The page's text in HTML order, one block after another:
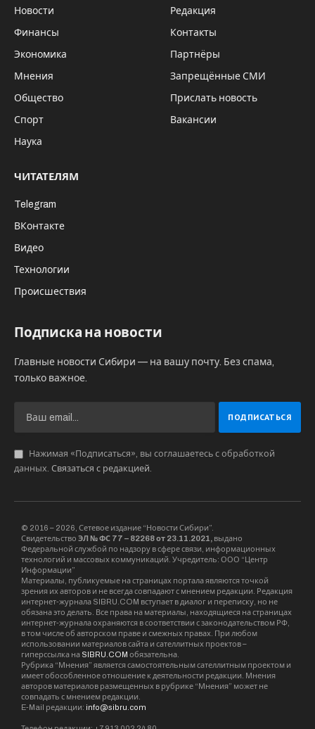
Новости
Финансы
Экономика
Мнения
Общество
Спорт
Наука
Редакция
Контакты
Партнёры
Запрещённые СМИ
Прислать новость
Вакансии
ЧИТАТЕЛЯМ
Telegram
ВКонтакте
Видео
Технологии
Происшествия
Подписка на новости
Главные новости Сибири — на вашу почту. Без спама,
только важное.
Нажимая «Подписаться», вы соглашаетесь с обработкой
данных. Связаться с редакцией.
© 2016 – 2026, Сетевое издание “Новости Сибири”.
Свидетельство ЭЛ № ФС 77 – 82268 от 23.11.2021, выдано
Федеральной службой по надзору в сфере связи, информационных
технологий и массовых коммуникаций. Учредитель: ООО “Центр
Информации”
Материалы, публикуемые на страницах портала являются точкой
зрения их авторов и не всегда совпадают с мнением редакции. Редакция
интернет-журнала SIBRU.COM вступает в диалог и переписку, но не
обязана это делать. Все права на материалы, находящиеся на страницах
интернет-журнала охраняются в соответствии с законодательством РФ,
в том числе об авторском праве и смежных правах. При любом
использовании материалов сайта и сателлитных проектов –
гиперссылка на SIBRU.COM обязательна.
Рубрика “Мнения” является самостоятельным сателлитным проектом и
имеет обособленное отношение к деятельности редакции. Мнения
авторов материалов размещенных в рубрике “Мнения” может не
совпадать с мнением редакции.
E-Mail редакции: info@sibru.com